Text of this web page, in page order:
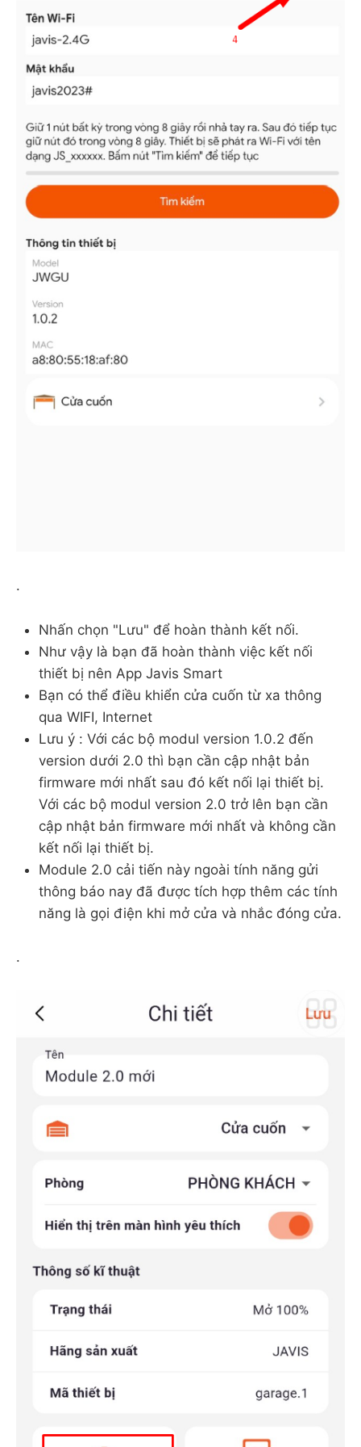
.
Nhấn chọn "Lưu" để hoàn thành kết nối.
Như vậy là bạn đã hoàn thành việc kết nối
thiết bị nên App Javis Smart
Bạn có thể điều khiển cửa cuốn từ xa thông
qua WIFI, Internet
Lưu ý : Với các bộ modul version 1.0.2 đến
version dưới 2.0 thì bạn cần cập nhật bản
firmware mới nhất sau đó kết nối lại thiết bị.
Với các bộ modul version 2.0 trở lên bạn cần
cập nhật bản firmware mới nhất và không cần
kết nối lại thiết bị.
Module 2.0 cải tiến này ngoài tính năng gửi
thông báo nay đã được tích hợp thêm các tính
năng là gọi điện khi mở cửa và nhắc đóng cửa.
.